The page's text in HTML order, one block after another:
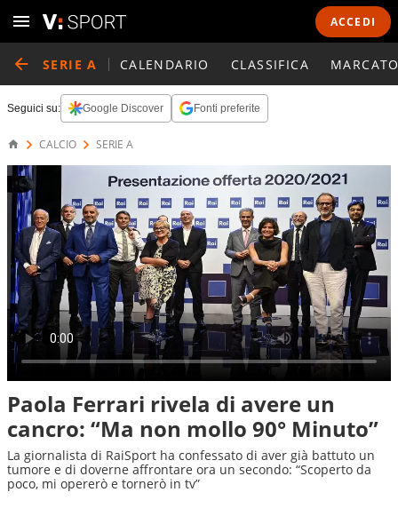
ACCEDI
SERIE A CALENDARIO CLASSIFICA
Seguici su: Google Discover Fonti preferite
CALCIO SERIE A
Paola Ferrari rivela di avere un
cancro: “Ma non mollo 90° Minuto”
La giornalista di RaiSport ha confessato di aver già battuto un
tumore e di doverne affrontare ora un secondo: “Scoperto da
poco, mi opererò e tornerò in tv”